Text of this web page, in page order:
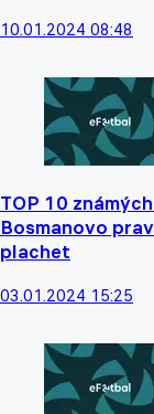
10.01.2024 08:48
TOP 10
Bosmanovo
plachet
03.01.2024 15:25